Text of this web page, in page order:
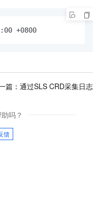
+0800
篇： 通过SLS CRD采集日志
吗？
馈